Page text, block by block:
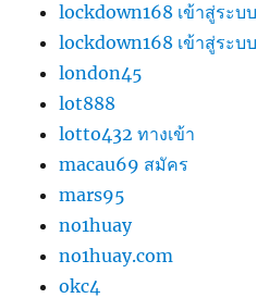
lockdown168 เข้าสู่ระบบ
lockdown168 เข้าสู่ระบบ
london45
lot888
lotto432 ทางเข้า
macau69 สมัคร
mars95
no1huay
no1huay.com
okc4